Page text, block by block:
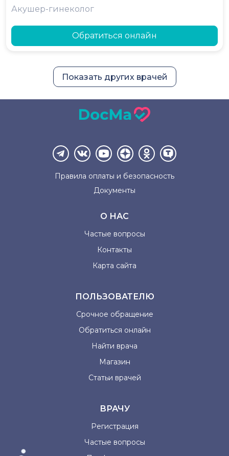
Акушер-гинеколог
Обратиться онлайн
Показать других врачей
Правила оплаты и безопасность
Документы
О НАС
Частые вопросы
Контакты
Карта сайта
ПОЛЬЗОВАТЕЛЮ
Срочное обращение
Обратиться онлайн
Найти врача
Магазин
Статьи врачей
ВРАЧУ
Регистрация
Частые вопросы